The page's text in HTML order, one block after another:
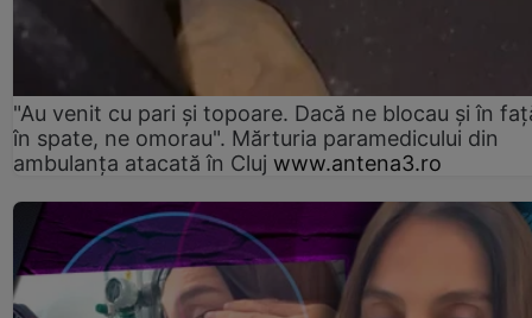
"Au venit cu pari și topoare. Dacă ne blocau şi în
în spate, ne omorau". Mărturia paramedicului din
ambulanţa atacată în Cluj www.antena3.ro